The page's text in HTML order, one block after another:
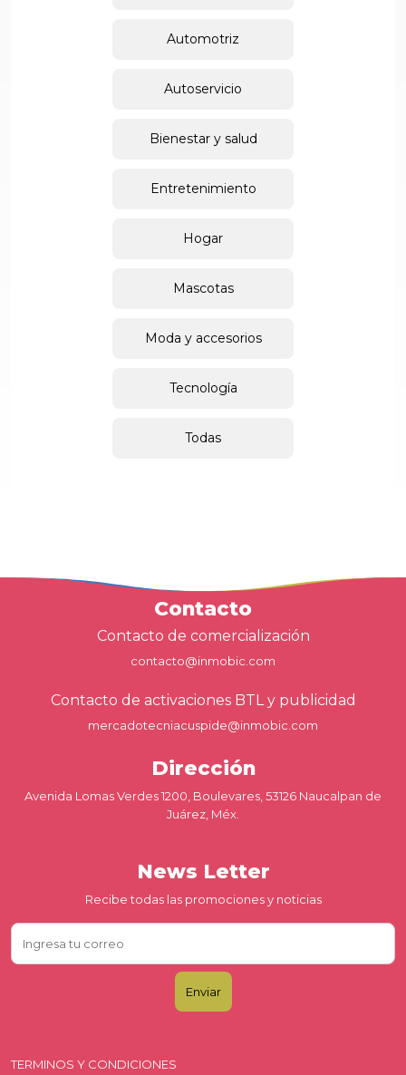
Automotriz
Autoservicio
Bienestar y salud
Entretenimiento
Hogar
Mascotas
Moda y accesorios
Tecnología
Todas
Contacto
Contacto de comercialización
contacto@inmobic.com
Contacto de activaciones BTL y publicidad
mercadotecniacuspide@inmobic.com
Dirección
Avenida Lomas Verdes 1200, Boulevares, 53126 Naucalpan de
Juárez, Méx.
News Letter
Recibe todas las promociones y noticias
TERMINOS Y CONDICIONES